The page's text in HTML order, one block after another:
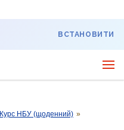
ВСТАНОВИТИ
Курс НБУ (щоденний) »